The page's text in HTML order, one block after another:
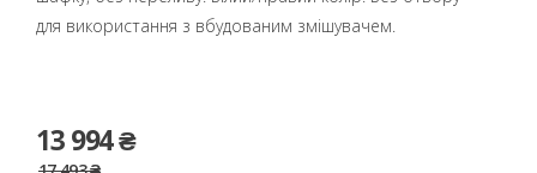
для використання з вбудованим змішувачем.
13 994 ₴